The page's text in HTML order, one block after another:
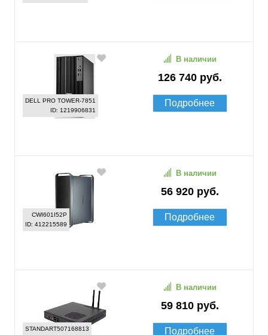
DELL PRO TOWER-7851
ID: 1219906831
126 740 руб.
В наличии
Подробнее
CWI601I52P
ID: 412215589
56 920 руб.
В наличии
Подробнее
STANDART507168813
59 810 руб.
В наличии
Подробнее